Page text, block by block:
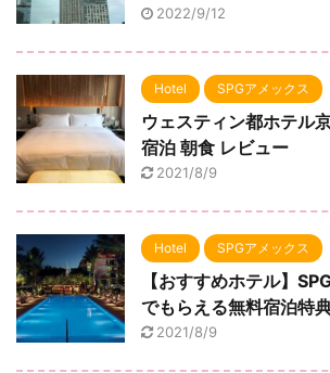
2022/9/12
Hotel SPGアメックス
ウェスティン都ホテル
宿泊 朝食 レビュー
2021/8/9
Hotel SPGアメックス
【おすすめホテル】
でもらえる無料宿泊特
2021/8/9